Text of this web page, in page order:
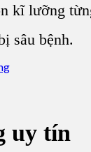
kĩ lưỡng
sâu bệnh.
uy tín